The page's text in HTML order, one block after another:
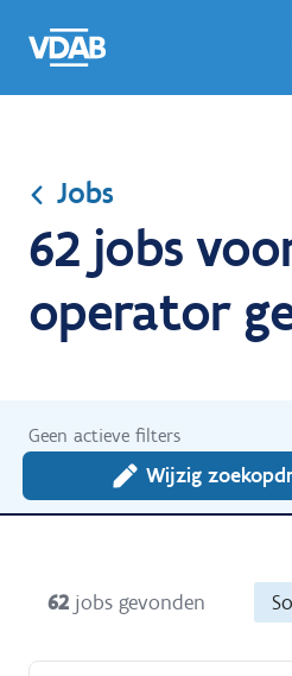
naar
een
een
job
naar
Jobs
62 jobs
operator
Geen actieve filters
Wijzig
62 jobs gevonden